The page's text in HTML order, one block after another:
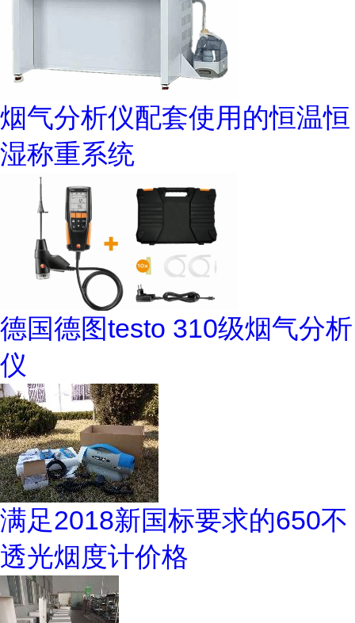
烟气分析仪配套使用的恒温恒
湿称重系统
德国德图testo 310级烟气分析
仪
满足2018新国标要求的650不
透光烟度计价格